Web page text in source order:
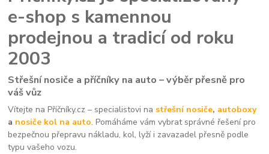
e-shop s kamennou
prodejnou a tradicí od roku
2003
Střešní nosiče a příčníky na auto – výběr přesně pro
váš vůz
Vítejte na Příčníky.cz – specialistovi na střešní nosiče, autoboxy
a nosiče kol na auto. Pomáháme vám vybrat správné řešení pro
bezpečnou přepravu nákladu, kol, lyží i zavazadel přesně podle
typu vašeho vozu.